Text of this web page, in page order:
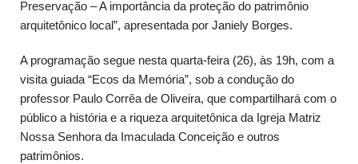
Preservação – A importância da proteção do patrimônio
arquitetônico local”, apresentada por Janiely Borges.
A programação segue nesta quarta-feira (26), às 19h, com a
visita guiada “Ecos da Memória”, sob a condução do
professor Paulo Corrêa de Oliveira, que compartilhará com o
público a história e a riqueza arquitetônica da Igreja Matriz
Nossa Senhora da Imaculada Conceição e outros
patrimônios.